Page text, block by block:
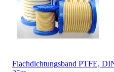
Flachdichtungsband PTFE,